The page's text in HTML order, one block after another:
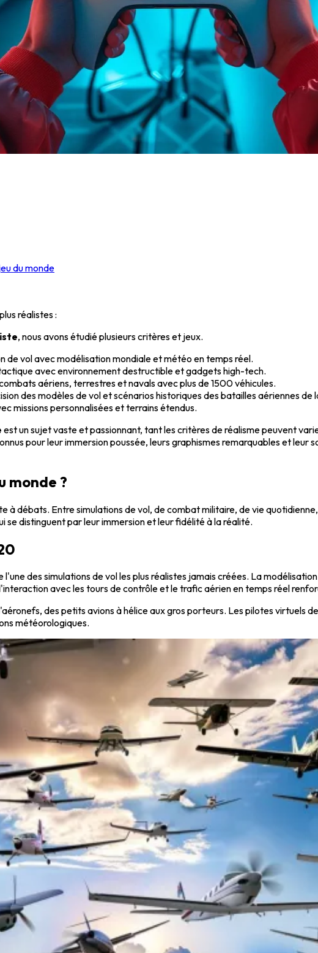
du monde
réalistes :
, nous avons étudié plusieurs critères et jeux.
de vol avec modélisation mondiale et météo en temps réel.
avec environnement destructible et gadgets high-tech.
aériens, terrestres et navals avec plus de 1500 véhicules.
des modèles de vol et scénarios historiques des batailles aériennes de
missions personnalisées et terrains étendus.
est un sujet vaste et passionnant, tant les critères de réalisme peuvent
pour leur immersion poussée, leurs graphismes remarquables et leur
monde ?
à débats. Entre simulations de vol, de combat militaire, de vie
se distinguent par leur immersion et leur fidélité à la réalité.
des simulations de vol les plus réalistes jamais créées. La
avec les tours de contrôle et le trafic aérien en temps réel
des petits avions à hélice aux gros porteurs. Les pilotes virtuels
météorologiques.